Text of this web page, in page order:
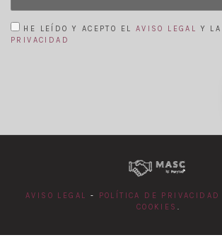
HE LEÍDO Y ACEPTO EL AVISO LEGAL Y LA
PRIVACIDAD
AVISO LEGAL - POLÍTICA DE PRIVACIDAD
COOKIES .